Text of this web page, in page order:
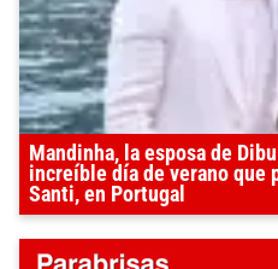
Mandinha, la esposa de
increíble día de verano que
Santi, en Portugal